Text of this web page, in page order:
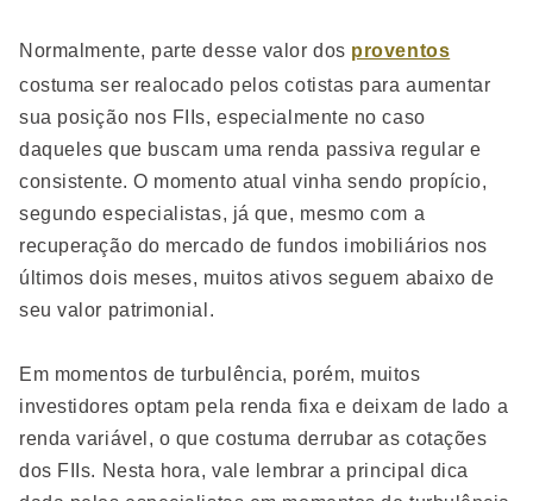
Normalmente, parte desse valor dos proventos
costuma ser realocado pelos cotistas para aumentar
sua posição nos FIIs, especialmente no caso
daqueles que buscam uma renda passiva regular e
consistente. O momento atual vinha sendo propício,
segundo especialistas, já que, mesmo com a
recuperação do mercado de fundos imobiliários nos
últimos dois meses, muitos ativos seguem abaixo de
seu valor patrimonial.
Em momentos de turbulência, porém, muitos
investidores optam pela renda fixa e deixam de lado a
renda variável, o que costuma derrubar as cotações
dos FIIs. Nesta hora, vale lembrar a principal dica